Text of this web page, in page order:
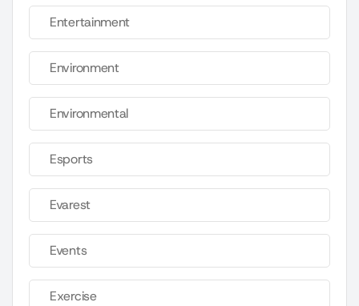
Entertainment
Environment
Environmental
Esports
Evarest
Events
Exercise